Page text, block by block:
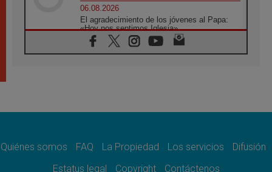
06.08.2026
El agradecimiento de los jóvenes al Papa:
«Hoy nos sentimos Iglesia»
06.08.2026
Líbano: Reanudan los coloquios en Roma en
paz
Sturla: La visita de León XIV será una buena
Quiénes somos FAQ La Propiedad Los servicios
Difusión
Estatus legal
Copyright Contáctenos